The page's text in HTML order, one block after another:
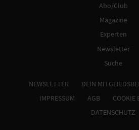
Abo/Club
Magazine
Experten
Newsletter
Suche
NEWSLETTER DEIN
IMPRESSUM
AGB
COOKIE
DATENSCHUTZ